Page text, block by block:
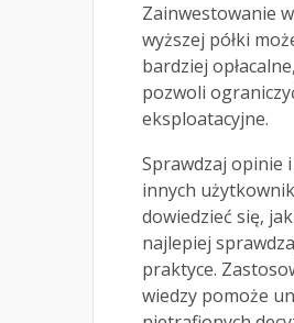
Zainwestowanie
wyższej półki
bardziej
pozwoli
eksploatacyjne.
Sprawdzaj opinie
innych
dowiedzieć się,
najlepiej
praktyce.
wiedzy pomoże